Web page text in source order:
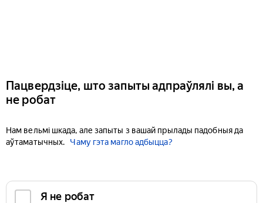
Пацвердзіце, што запыты адпраўлялі вы, а
не робат
Нам вельмі шкада, але запыты з вашай прылады падобныя да
аўтаматычных.
Чаму гэта магло адбыцца?
Я не робат